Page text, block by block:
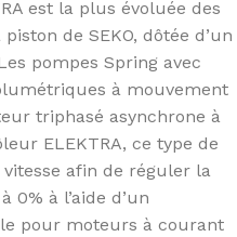
est la plus évoluée des
de SEKO, dôtée d’un
pompes Spring avec
à mouvement
triphasé asynchrone à
ELEKTRA, ce type de
afin de réguler la
0% à l’aide d’un
pour moteurs à courant